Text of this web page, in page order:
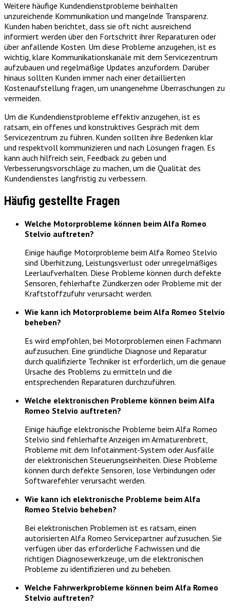
Weitere häufige Kundendienstprobleme beinhalten
unzureichende Kommunikation und mangelnde Transparenz.
Kunden haben berichtet, dass sie oft nicht ausreichend
informiert werden über den Fortschritt ihrer Reparaturen oder
über anfallende Kosten. Um diese Probleme anzugehen, ist es
wichtig, klare Kommunikationskanäle mit dem Servicezentrum
aufzubauen und regelmäßige Updates anzufordern. Darüber
hinaus sollten Kunden immer nach einer detaillierten
Kostenaufstellung fragen, um unangenehme Überraschungen zu
vermeiden.
Um die Kundendienstprobleme effektiv anzugehen, ist es
ratsam, ein offenes und konstruktives Gespräch mit dem
Servicezentrum zu führen. Kunden sollten ihre Bedenken klar
und respektvoll kommunizieren und nach Lösungen fragen. Es
kann auch hilfreich sein, Feedback zu geben und
Verbesserungsvorschläge zu machen, um die Qualität des
Kundendienstes langfristig zu verbessern.
Häufig gestellte Fragen
Welche Motorprobleme können beim Alfa Romeo
Stelvio auftreten?
Einige häufige Motorprobleme beim Alfa Romeo Stelvio
sind Überhitzung, Leistungsverlust oder unregelmäßiges
Leerlaufverhalten. Diese Probleme können durch defekte
Sensoren, fehlerhafte Zündkerzen oder Probleme mit der
Kraftstoffzufuhr verursacht werden.
Wie kann ich Motorprobleme beim Alfa Romeo Stelvio
beheben?
Es wird empfohlen, bei Motorproblemen einen Fachmann
aufzusuchen. Eine gründliche Diagnose und Reparatur
durch qualifizierte Techniker ist erforderlich, um die genaue
Ursache des Problems zu ermitteln und die
entsprechenden Reparaturen durchzuführen.
Welche elektronischen Probleme können beim Alfa
Romeo Stelvio auftreten?
Einige häufige elektronische Probleme beim Alfa Romeo
Stelvio sind fehlerhafte Anzeigen im Armaturenbrett,
Probleme mit dem Infotainment-System oder Ausfälle
der elektronischen Steuerungseinheiten. Diese Probleme
können durch defekte Sensoren, lose Verbindungen oder
Softwarefehler verursacht werden.
Wie kann ich elektronische Probleme beim Alfa
Romeo Stelvio beheben?
Bei elektronischen Problemen ist es ratsam, einen
autorisierten Alfa Romeo Servicepartner aufzusuchen. Sie
verfügen über das erforderliche Fachwissen und die
richtigen Diagnosewerkzeuge, um die elektronischen
Probleme zu identifizieren und zu beheben.
Welche Fahrwerkprobleme können beim Alfa Romeo
Stelvio auftreten?